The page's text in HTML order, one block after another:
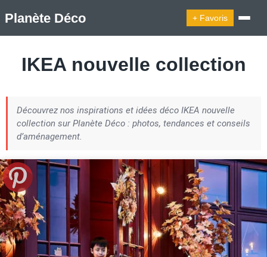
Planète Déco + Favoris
Appartement Design
Design Suédois En Quelques Photos
Maison En Ville
Méli-Mélo Suédois
Publi Reportage
Tendance
Interieurs Scandinaves
La Décoration Selon Votre Signe Astrologique
Les Trouvailles Déco Du Jour
Loft
Maison Appartement Écologique
Maison Container/container House
Maison D'hôtes
IKEA nouvelle collection
Découvrez nos inspirations et idées déco IKEA nouvelle
collection sur Planète Déco : photos, tendances et conseils
d’aménagement.